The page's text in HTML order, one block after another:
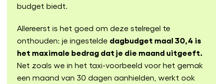
budget biedt.
Allereerst is het goed om deze stelregel te
onthouden: je ingestelde dagbudget maal 30,4 is
het maximale bedrag dat je die maand uitgeeft.
Net zoals we in het taxi-voorbeeld voor het gemak
een maand van 30 dagen aanhielden, werkt ook